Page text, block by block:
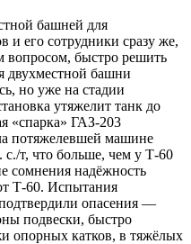
башней для
и его сотрудники сразу же,
вопросом, быстро решить
двухместной башни
но уже на стадии
утяжелит танк до
«спарка» ГАЗ-203
потяжелевшей машине
т, что больше, чем у Т-60
сомнения надёжность
Т-60. Испытания
опасения —
подвески, быстро
опорных катков, в тяжёлых